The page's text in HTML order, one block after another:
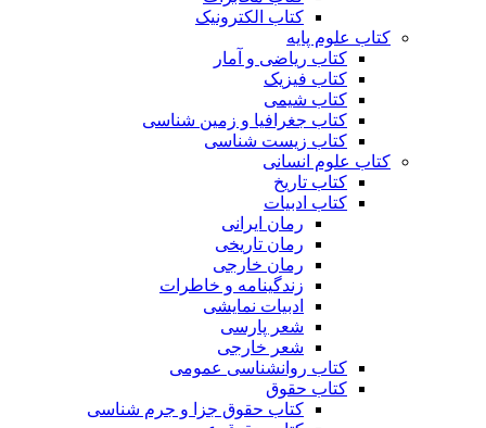
کتاب الکترونیک
کتاب علوم پایه
کتاب ریاضی و آمار
کتاب فیزیک
کتاب شیمی
کتاب جغرافیا و زمین شناسی
کتاب زیست شناسی
کتاب علوم انسانی
کتاب تاریخ
کتاب ادبیات
رمان ایرانی
رمان تاریخی
رمان خارجی
زندگینامه و خاطرات
ادبیات نمایشی
شعر پارسی
شعر خارجی
کتاب روانشناسی عمومی
کتاب حقوق
کتاب حقوق جزا و جرم شناسی